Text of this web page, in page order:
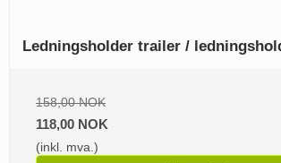
Ledningsholder trailer /
158,00 NOK
118,00 NOK
(inkl. mva.)